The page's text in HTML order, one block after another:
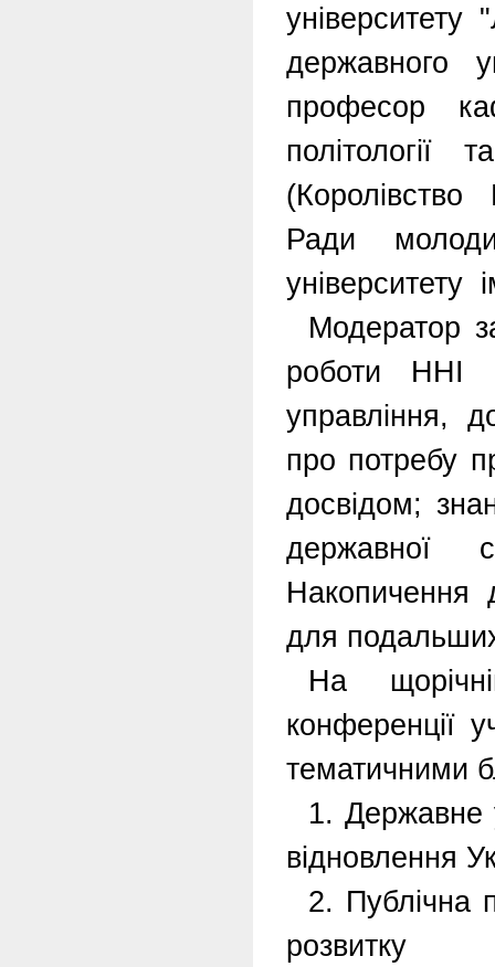
університету
державного
професор
політології
Ради
університету
Модератор
роботи ННІ
управління,
про потребу
досвідом;
державної
Накопичення
для
На
конференції
тематичними
1. Державне
відновлення
2. Публічна
розвитку